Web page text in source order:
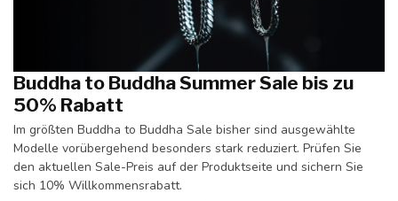
Buddha to Buddha Summer Sale bis zu
50% Rabatt
Im größten Buddha to Buddha Sale bisher sind ausgewählte
Modelle vorübergehend besonders stark reduziert. Prüfen Sie
den aktuellen Sale-Preis auf der Produktseite und sichern Sie
sich 10% Willkommensrabatt.